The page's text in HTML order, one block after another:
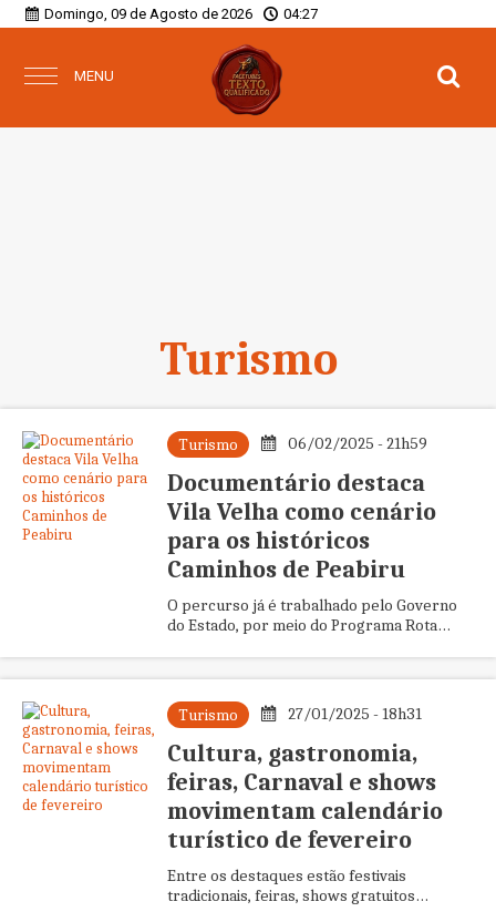
Domingo, 09 de Agosto de 2026 04:27
MENU
Turismo
Turismo 06/02/2025 - 21h59
Documentário destaca
Vila Velha como cenário
para os históricos
Caminhos de Peabiru
O percurso já é trabalhado pelo Governo
do Estado, por meio do Programa Rota
Turismo 27/01/2025 - 18h31
Cultura, gastronomia,
feiras, Carnaval e shows
movimentam calendário
turístico de fevereiro
Entre os destaques estão festivais
tradicionais, feiras, shows gratuitos